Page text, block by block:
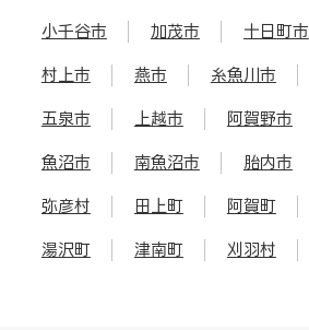
小千谷市 加茂市 十日町市
村上市 燕市 糸魚川市
五泉市 上越市 阿賀野市
魚沼市 南魚沼市 胎内市
弥彦村 田上町 阿賀町
湯沢町 津南町 刈羽村